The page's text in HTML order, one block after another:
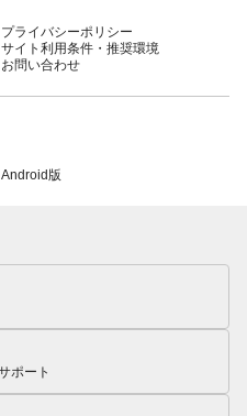
プライバシーポリシー
サイト利用条件・推奨環境
お問い合わせ
Android版
ポート